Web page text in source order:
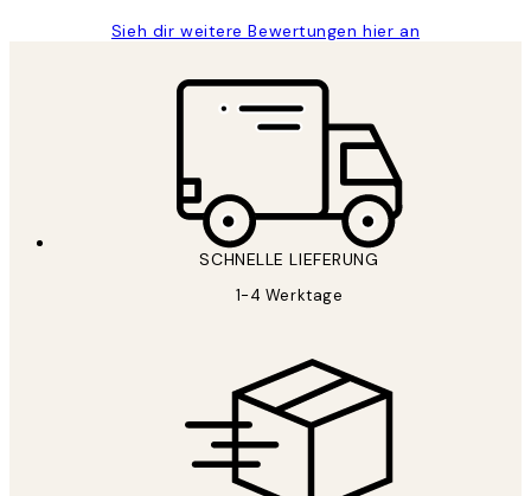
Sieh dir weitere Bewertungen hier an
SCHNELLE LIEFERUNG
1-4 Werktage